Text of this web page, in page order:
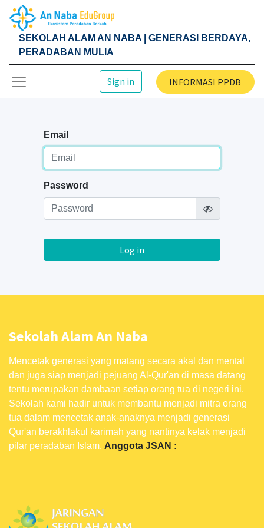
SEKOLAH ALAM AN NABA | GENERASI BERDAYA,
PERADABAN MULIA
Sign in INFORMASI PPDB
Email
Password
Log in
Sekolah Alam An Naba
Mencetak generasi yang matang secara akal dan mental
dan juga siap menjadi pejuang Al-Qur'an di masa datang
tentu merupakan dambaan setiap orang tua di negeri ini.
Sekolah kami hadir untuk membantu menjadi mitra orang
tua dalam mencetak anak-anaknya menjadi generasi
Qur'an berakhlakul karimah yang nantinya kelak menjadi
pilar peradaban Islam. Anggota JSAN :